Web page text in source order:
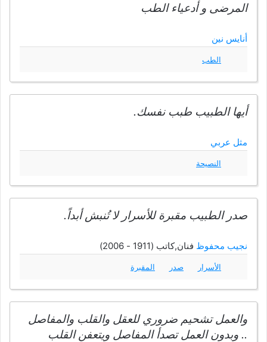
المرضى و أدعياء الطب
أنايس نين
الطب
أيها الطبيب طبب نفسك.
مثل عربي
النصيحة
صدر الطبيب مقبرة للأسرار لا تُنبش أبداً.
نجيب محفوظ فنان,كاتب (1911 - 2006)
الأسرار صدر المقبرة
والعمل تشحيم ضروري للعقل والقلب والمفاصل
.. وبدون العمل تصدأ المفاصل ويتعفن القلب